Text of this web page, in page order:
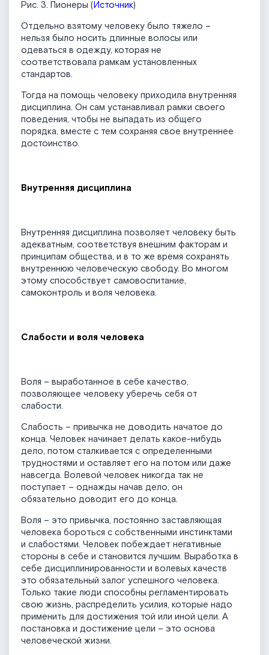
Рис. 3. Пионеры (Источник)
Отдельно взятому человеку было тяжело –
нельзя было носить длинные волосы или
одеваться в одежду, которая не
соответствовала рамкам установленных
стандартов.
Тогда на помощь человеку приходила внутренняя
дисциплина. Он сам устанавливал рамки своего
поведения, чтобы не выпадать из общего
порядка, вместе с тем сохраняя свое внутреннее
достоинство.
Внутренняя дисциплина
Внутренняя дисциплина позволяет человеку быть
адекватным, соответствуя внешним факторам и
принципам общества, и в то же время сохранять
внутреннюю человеческую свободу. Во многом
этому способствует самовоспитание,
самоконтроль и воля человека.
Слабости и воля человека
Воля – выработанное в себе качество,
позволяющее человеку уберечь себя от
слабости.
Слабость – привычка не доводить начатое до
конца. Человек начинает делать какое-нибудь
дело, потом сталкивается с определенными
трудностями и оставляет его на потом или даже
навсегда. Волевой человек никогда так не
поступает – однажды начав дело, он
обязательно доводит его до конца.
Воля – это привычка, постоянно заставляющая
человека бороться с собственными инстинктами
и слабостями. Человек побеждает негативные
стороны в себе и становится лучшим. Выработка в
себе дисциплинированности и волевых качеств
это обязательный залог успешного человека.
Только такие люди способны регламентировать
свою жизнь, распределить усилия, которые надо
применить для достижения той или иной цели. А
постановка и достижение цели – это основа
человеческой жизни.